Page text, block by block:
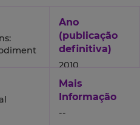
Ano
(publicação
definitiva)
2010
Mais
Informação
--